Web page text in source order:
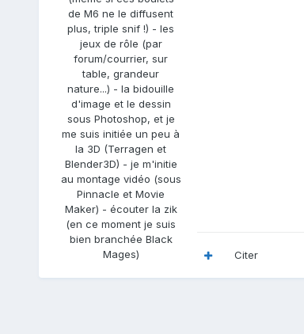
de M6 ne le diffusent
plus, triple snif !) - les
jeux de rôle (par
forum/courrier, sur
table, grandeur
nature...) - la bidouille
d'image et le dessin
sous Photoshop, et je
me suis initiée un peu à
la 3D (Terragen et
Blender3D) - je m'initie
au montage vidéo (sous
Pinnacle et Movie
Maker) - écouter la zik
(en ce moment je suis
bien branchée Black
Mages)
Citer